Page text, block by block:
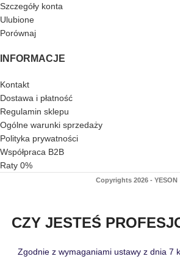
Szczegóły konta
Ulubione
Porównaj
INFORMACJE
Kontakt
Dostawa i płatność
Regulamin sklepu
Ogólne warunki sprzedaży
Polityka prywatności
Współpraca B2B
Raty 0%
Copyrights 2026 - YESON
CZY JESTEŚ
Zgodnie z wymaganiami ustawy z dnia 7